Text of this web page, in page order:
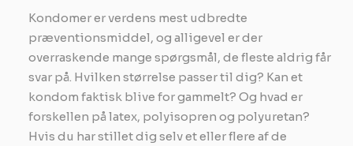
Kondomer er verdens mest udbredte
præventionsmiddel, og alligevel er der
overraskende mange spørgsmål, de fleste aldrig får
svar på. Hvilken størrelse passer til dig? Kan et
kondom faktisk blive for gammelt? Og hvad er
forskellen på latex, polyisopren og polyuretan?
Hvis du har stillet dig selv et eller flere af de